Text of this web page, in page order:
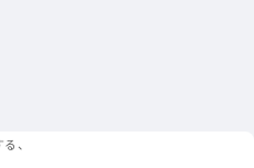
、